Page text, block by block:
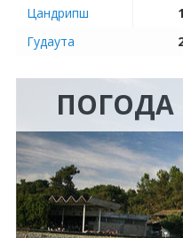
Цандрипш
Гудаута
ПОГОДА